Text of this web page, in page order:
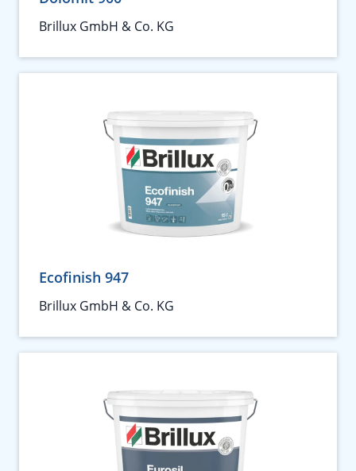
Brillux GmbH & Co. KG
Ecofinish 947
Brillux GmbH & Co. KG